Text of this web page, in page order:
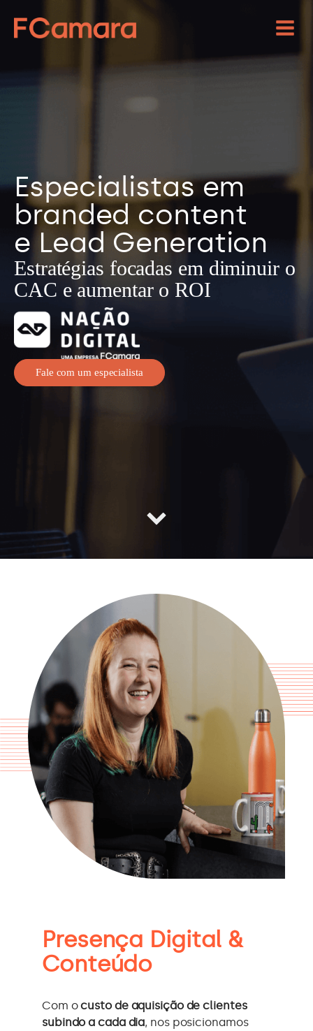
Especialistas em
branded content
e Lead Generation
Estratégias focadas em diminuir o
CAC e aumentar o ROI
Fale com um especialista
Presença Digital &
Conteúdo
Com ocusto de aquisição de clientes
subindo a cada dia, nos posicionamos